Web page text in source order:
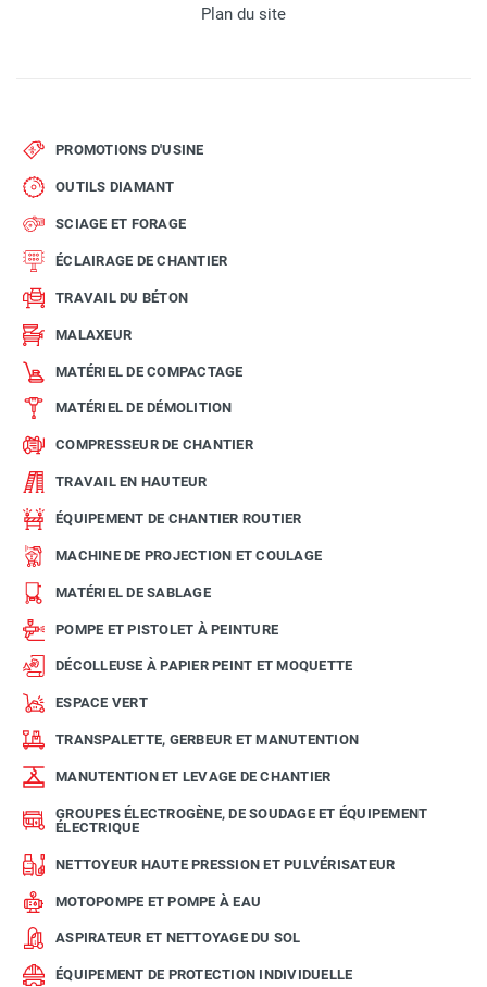
Plan du site
PROMOTIONS D'USINE
OUTILS DIAMANT
SCIAGE ET FORAGE
ÉCLAIRAGE DE CHANTIER
TRAVAIL DU BÉTON
MALAXEUR
MATÉRIEL DE COMPACTAGE
MATÉRIEL DE DÉMOLITION
COMPRESSEUR DE CHANTIER
TRAVAIL EN HAUTEUR
ÉQUIPEMENT DE CHANTIER ROUTIER
MACHINE DE PROJECTION ET COULAGE
MATÉRIEL DE SABLAGE
POMPE ET PISTOLET À PEINTURE
DÉCOLLEUSE À PAPIER PEINT ET MOQUETTE
ESPACE VERT
TRANSPALETTE, GERBEUR ET MANUTENTION
MANUTENTION ET LEVAGE DE CHANTIER
GROUPES ÉLECTROGÈNE, DE SOUDAGE ET ÉQUIPEMENT
ÉLECTRIQUE
NETTOYEUR HAUTE PRESSION ET PULVÉRISATEUR
MOTOPOMPE ET POMPE À EAU
ASPIRATEUR ET NETTOYAGE DU SOL
ÉQUIPEMENT DE PROTECTION INDIVIDUELLE